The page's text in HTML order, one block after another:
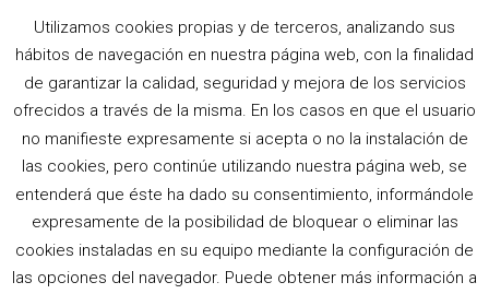
CHRISTIAN
LOUBOUTIN TAG
Utilizamos cookies propias y de terceros, analizando sus
hábitos de navegación en nuestra página web, con la finalidad
de garantizar la calidad, seguridad y mejora de los servicios
ofrecidos a través de la misma. En los casos en que el usuario
no manifieste expresamente si acepta o no la instalación de
las cookies, pero continúe utilizando nuestra página web, se
entenderá que éste ha dado su consentimiento, informándole
expresamente de la posibilidad de bloquear o eliminar las
cookies instaladas en su equipo mediante la configuración de
las opciones del navegador. Puede obtener más información a